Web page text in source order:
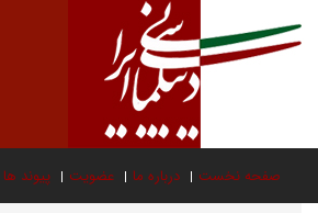
صفحه نخست درباره ما عضویت پیوند ها